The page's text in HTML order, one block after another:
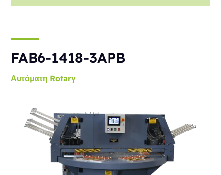
FAB6-1418-3APB
Αυτόματη Rotary